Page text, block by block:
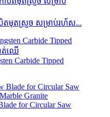
តមុតស្រួច សម្រាប់រហ័ស...
Carbide Tipped
for Circular Saw